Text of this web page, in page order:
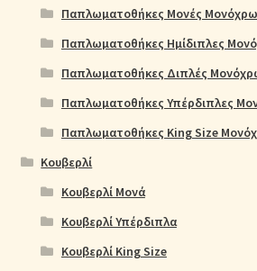
Παπλωματοθήκες Μονές
Παπλωματοθήκες Ημίδιπλες
Παπλωματοθήκες Διπλές
Παπλωματοθήκες Υπέρδιπλες
Παπλωματοθήκες King Size
Κουβερλί
Κουβερλί Μονά
Κουβερλί Υπέρδιπλα
Κουβερλί King Size